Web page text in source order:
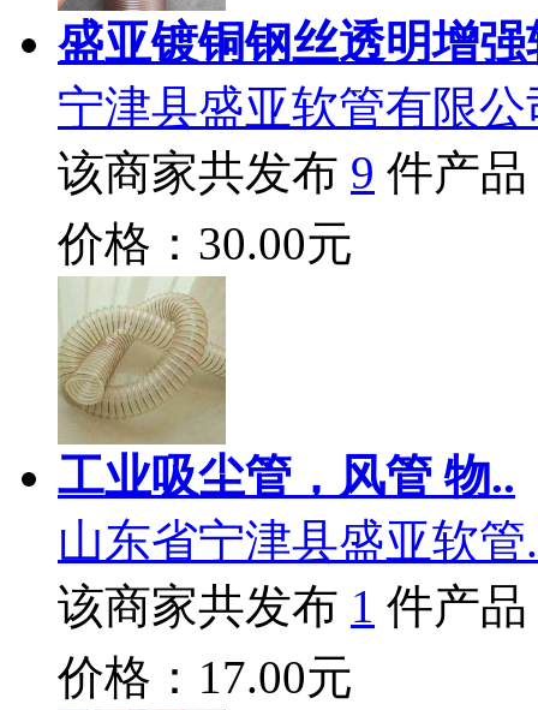
盛亚镀铜钢丝透明增强
宁津县盛亚软管有限公
该商家共发布 9 件产品
价格：30.00元
工业吸尘管，风管 物..
山东省宁津县盛亚软管
该商家共发布 1 件产品
价格：17.00元